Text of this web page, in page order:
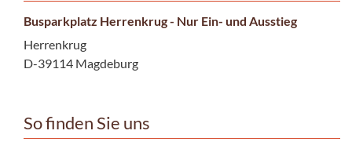
Busparkplatz Herrenkrug - Nur Ein- und Ausstieg
Herrenkrug
D-39114 Magdeburg
So finden Sie uns